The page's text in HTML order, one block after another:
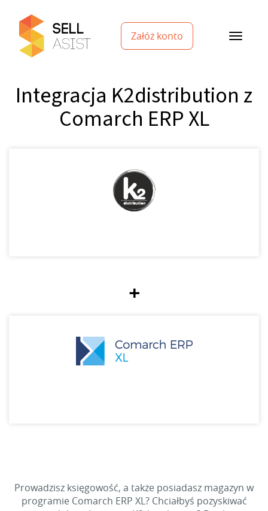
Załóż konto
Integracja K2distribution z
Comarch ERP XL
+
Prowadzisz księgowość, a także posiadasz magazyn w
programie Comarch ERP XL? Chciałbyś pozyskiwać